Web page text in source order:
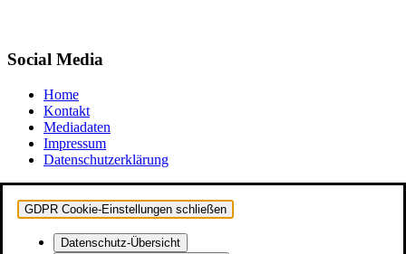
Social Media
Home
Kontakt
Mediadaten
Impressum
Datenschutzerklärung
GDPR Cookie-Einstellungen schließen
Datenschutz-Übersicht